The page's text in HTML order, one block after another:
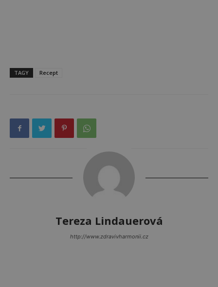
TAGY Recept
Tereza Lindauerová
http://www.zdravivharmonii.cz